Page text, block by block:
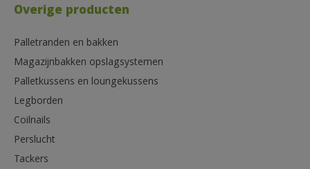
Overige producten
Palletranden en bakken
Magazijnbakken opslagsystemen
Palletkussens en loungekussens
Legborden
Coilnails
Perslucht
Tackers